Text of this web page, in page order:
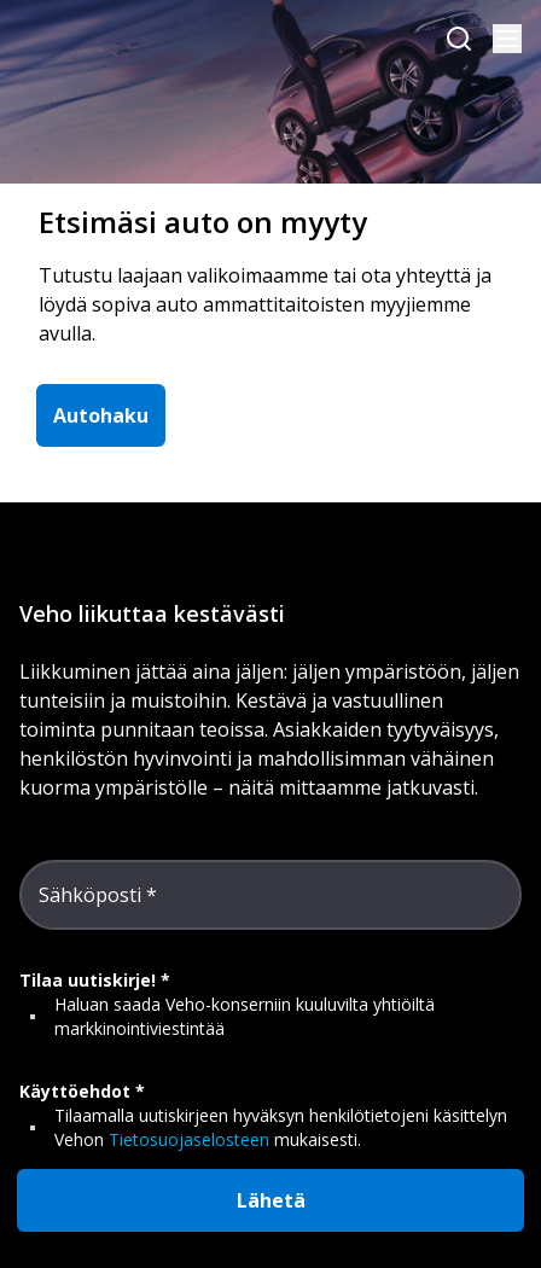
Etsimäsi auto on myyty
Tutustu laajaan valikoimaamme tai ota yhteyttä ja
löydä sopiva auto ammattitaitoisten myyjiemme
avulla.
Autohaku
Veho liikuttaa kestävästi
Liikkuminen jättää aina jäljen: jäljen ympäristöön, jäljen
tunteisiin ja muistoihin. Kestävä ja vastuullinen
toiminta punnitaan teoissa. Asiakkaiden tyytyväisyys,
henkilöstön hyvinvointi ja mahdollisimman vähäinen
kuorma ympäristölle – näitä mittaamme jatkuvasti.
Sähköposti
Tilaa uutiskirje!
Haluan saada Veho-konserniin kuuluvilta yhtiöiltä
markkinointiviestintää
Käyttöehdot
Tilaamalla uutiskirjeen hyväksyn henkilötietojeni käsittelyn
Vehon Tietosuojaselosteen mukaisesti.
Lähetä